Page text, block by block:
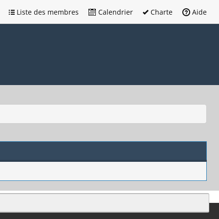
Liste des membres Calendrier Charte Aide